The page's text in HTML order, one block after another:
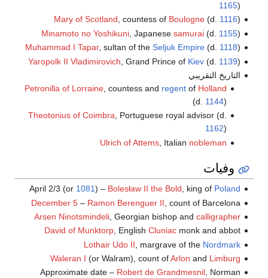
1165)
Mary of Scotland, countess of Boulogne(d. 1116)
Minamoto no Yoshikuni, Japanese samurai(d. 1155)
Muhammad I Tapar, sultan of the Seljuk Empire(d. 1118)
Yaropolk II Vladimirovich , Grand Prince of Kiev(d. 1139)
التاريخ التقريبي
Petronilla of Lorraine , countess and regent of Holland
(d. 1144)
Theotonius of Coimbra, Portuguese royal advisor (d.
1162)
Ulrich of Attems , Italian nobleman
وفيات
April 2/3 (or 1081) – Bolesław II the Bold , king of Poland
December 5– Ramon Berenguer II , count of Barcelona
Arsen Ninotsmindeli, Georgian bishop and calligrapher
David of Munktorp, English Cluniacmonk and abbot
Lothair Udo II , margrave of the Nordmark
Waleran I (or Walram), count ofArlon and Limburg
Approximate date – Robert de Grandmesnil, Norman